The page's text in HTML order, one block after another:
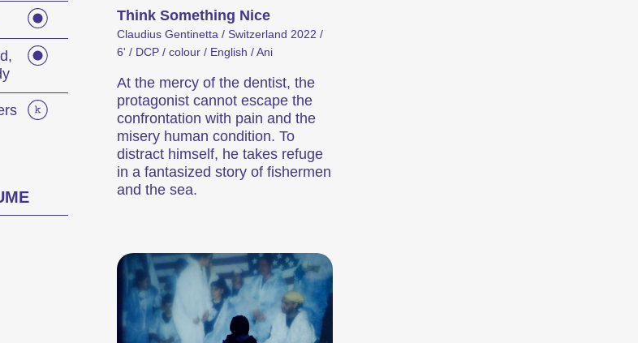
Think Something Nice
Claudius Gentinetta / Switzerland 2022 /
6' / DCP / colour / English / Ani
At the mercy of the dentist, the
protagonist cannot escape the
confrontation with pain and the
misery human condition. To
distract himself, he takes refuge
in a fantasized story of fishermen
and the sea.
Des concerts, des soirées, des lectures et de nombreux autres événements qui complètent l’expérience du festival.